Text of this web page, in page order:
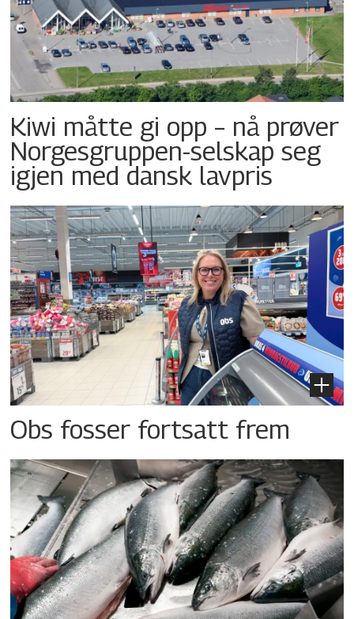
Kiwi måtte gi opp – nå prøver
Norgesgruppen-selskap seg
igjen med dansk lavpris
Obs fosser fortsatt frem